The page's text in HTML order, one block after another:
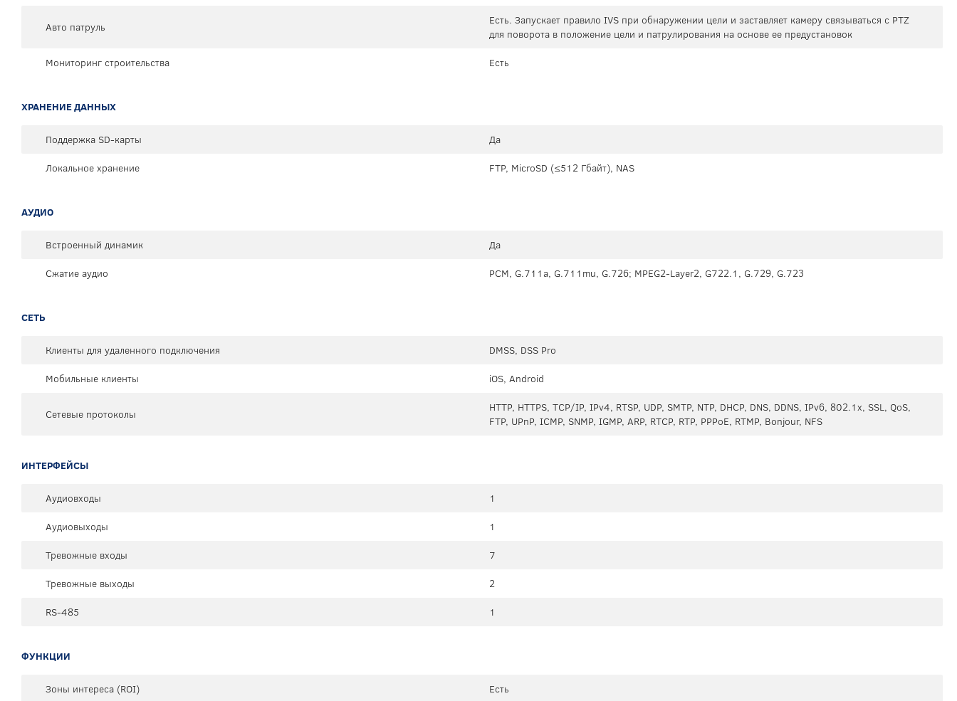
Авто патруль
Есть. Запускает правило IVS при обнаружении цели и заставляет камеру связываться с PTZ
для поворота в положение цели и патрулирования на основе ее предустановок
Мониторинг строительства
Есть
ХРАНЕНИЕ ДАННЫХ
Поддержка SD-карты
Да
Локальное хранение
FTP, MicroSD (≤512 Гбайт), NAS
АУДИО
Встроенный динамик
Да
Сжатие аудио
PCM, G.711a, G.711mu, G.726; MPEG2-Layer2, G722.1, G.729, G.723
СЕТЬ
Клиенты для удаленного подключения
DMSS, DSS Pro
Мобильные клиенты
iOS, Android
Сетевые протоколы
HTTP, HTTPS, TCP/IP, IPv4, RTSP, UDP, SMTP, NTP, DHCP, DNS, DDNS, IPv6, 802.1x, SSL, QoS,
FTP, UPnP, ICMP, SNMP, IGMP, ARP, RTCP, RTP, PPPoE, RTMP, Bonjour, NFS
ИНТЕРФЕЙСЫ
Аудиовходы
1
Аудиовыходы
1
Тревожные входы
7
Тревожные выходы
2
RS-485
1
ФУНКЦИИ
Зоны интереса (ROI) Есть